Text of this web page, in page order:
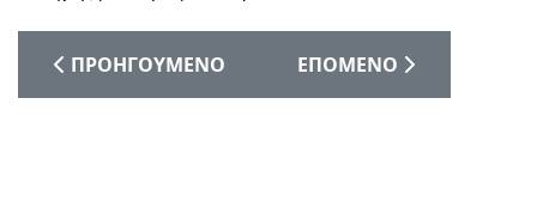
ΠΡΟΗΓΟΎΜΕΝΟ ΆΡΘΡΟ: Η ΜΑΓΕΊΑ ΤΟΥ ΘΕΆΤΡΟΥ
ΠΡΟΗΓΟΎΜΕΝΟ ΕΠΌΜΕΝΟ ΆΡΘΡΟ: «Η
ΕΠΌΜΕΝΟ